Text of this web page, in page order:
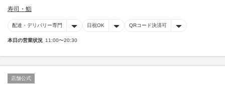
寿司・鮨
配達・デリバリー専門 日祝OK QRコード決済可
本日の営業状況 11:00〜20:30
店舗公式